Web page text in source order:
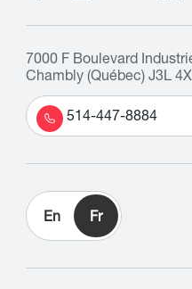
7000 F Boulevard
Chambly (Québec) J3L
514-447-8884
En Fr